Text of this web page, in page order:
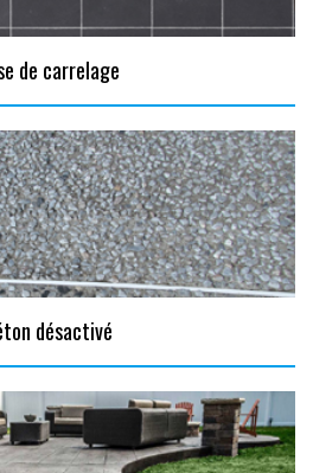
de carrelage
désactivé